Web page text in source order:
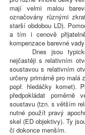
mají velmi malou
označovány různými
starší obdobou LD).
a tím i cenově
kompenzace barevné
Dnes jsou
nejčastěji s relativním
soustavou s relativním
určeny primárně pro malá
popř. hledáčky komet).
předpokládat poměrně
soustavu (tzn. s větším
nutné použít pravý
skel (ED objektivy). Ty
či dokonce menším.